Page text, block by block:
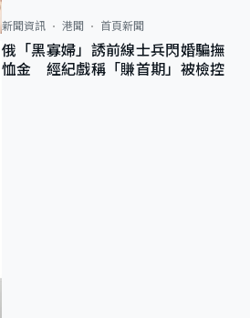
新聞資訊 港聞 首頁新聞
俄「黑寡婦」誘前線士兵閃婚騙撫
恤金 經紀戲稱「賺首期」被檢控